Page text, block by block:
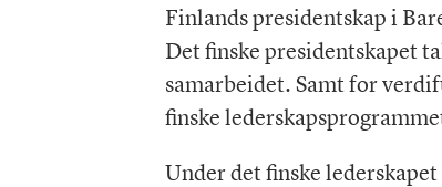
Finlands presidentskap i
Det finske presidentskapet
samarbeidet. Samt for
finske
Under det finske